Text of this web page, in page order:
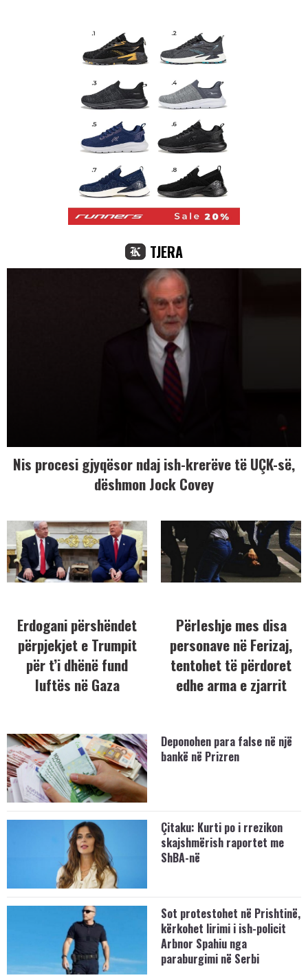
TJERA
Nis procesi gjyqësor ndaj ish-krerëve të UÇK-së,
dëshmon Jock Covey
Erdogani përshëndet
përpjekjet e Trumpit
për t’i dhënë fund
luftës në Gaza
Përleshje mes disa
personave në Ferizaj,
tentohet të përdoret
edhe arma e zjarrit
Deponohen para false në një
bankë në Prizren
Çitaku: Kurti po i rrezikon
skajshmërish raportet me
ShBA-në
Sot protestohet në Prishtinë,
kërkohet lirimi i ish-policit
Arbnor Spahiu nga
paraburgimi në Serbi